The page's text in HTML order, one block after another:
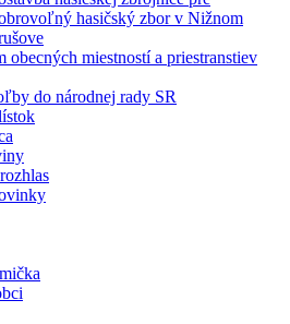
hasičský zbor v Nižnom
obecných miestností a priestranstiev
do národnej rady SR